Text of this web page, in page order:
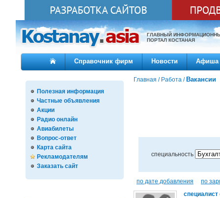
ГЛАВНЫЙ
ПОРТАЛ КОСТАНАЯ
Справочник фирм Новости Афиша
Полезная информация
Частные объявления
Акции
Радио онлайн
Авиабилеты
Вопрос-ответ
Карта сайта
Рекламодателям
Заказать сайт
Главная / Работа / Вакансии
специальность
по дате добавления
по